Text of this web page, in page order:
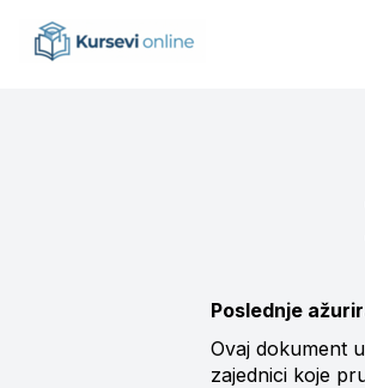
Poslednje
Ovaj dokument
zajednici koje